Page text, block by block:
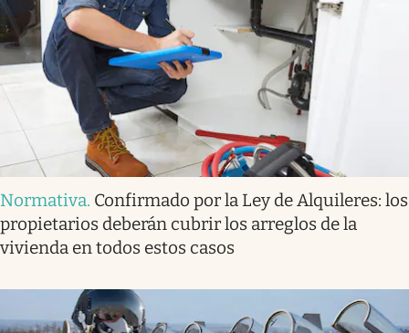
Normativa. Confirmado por la Ley de Alquileres: los
propietarios deberán cubrir los arreglos de la
vivienda en todos estos casos